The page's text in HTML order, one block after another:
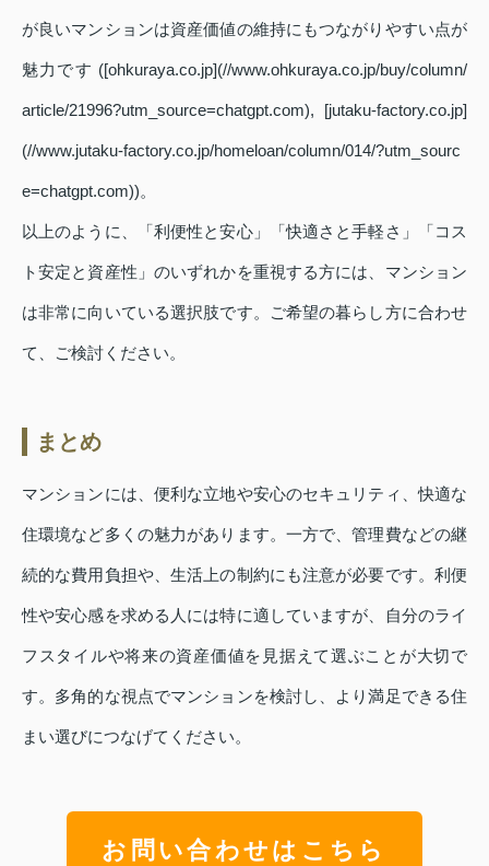
が良いマンションは資産価値の維持にもつながりやすい点が
魅力です ([ohkuraya.co.jp](//www.ohkuraya.co.jp/buy/column/
article/21996?utm_source=chatgpt.com), [jutaku-factory.co.jp]
(//www.jutaku-factory.co.jp/homeloan/column/014/?utm_sourc
e=chatgpt.com))。
以上のように、「利便性と安心」「快適さと手軽さ」「コス
ト安定と資産性」のいずれかを重視する方には、マンション
は非常に向いている選択肢です。ご希望の暮らし方に合わせ
て、ご検討ください。
まとめ
マンションには、便利な立地や安心のセキュリティ、快適な
住環境など多くの魅力があります。一方で、管理費などの継
続的な費用負担や、生活上の制約にも注意が必要です。利便
性や安心感を求める人には特に適していますが、自分のライ
フスタイルや将来の資産価値を見据えて選ぶことが大切で
す。多角的な視点でマンションを検討し、より満足できる住
まい選びにつなげてください。
お問い合わせはこちら